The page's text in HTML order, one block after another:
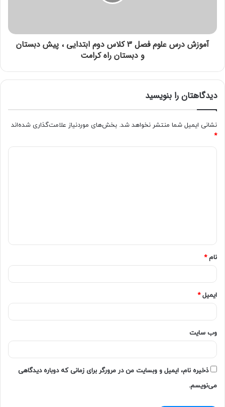
آموزش درس علوم فصل 3 کلاس دوم ابتدایی ، پیش دبستان
و دبستان راه کرامت
دیدگاهتان را بنویسید
نشانی ایمیل شما منتشر نخواهد شد. بخش‌های موردنیاز علامت‌گذاری شده‌اند
*
نام*
ایمیل*
وب‌ سایت
ذخیره نام، ایمیل و وبسایت من در مرورگر برای زمانی که دوباره دیدگاهی
می‌نویسم.